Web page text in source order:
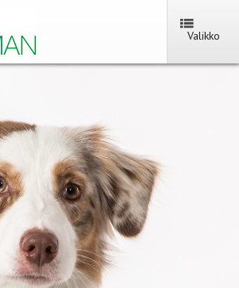
Valikko